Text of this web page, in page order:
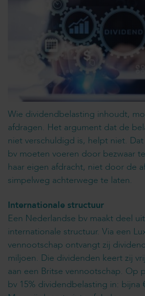
Wie dividendbelasting inhoudt,
afdragen. Het argument dat de
niet verschuldigd is, helpt niet.
bv moeten voeren door bezwaar
haar eigen afdracht, niet door de
simpelweg achterwege te laten.
Internationale structuur
Een Nederlandse bv maakt deel
internationale structuur. Via een
vennootschap ontvangt zij
miljoen. Die dividenden keert zij
aan een Britse vennootschap. Op
bv 15% dividendbelasting in: bijna